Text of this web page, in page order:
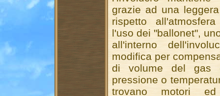
grazie ad una
rispetto
l'uso dei "ballonet",
all'interno
modifica per
di volume del gas
pressione o
trovano motori